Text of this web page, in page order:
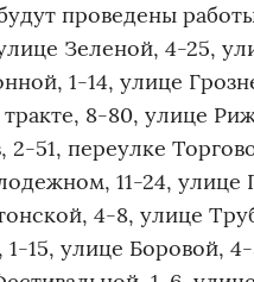
проведены
Зеленой, 4-25,
1-14, улице
8-80, улице
51, переулке
11-24,
4-8, улице
15, улице Боровой,